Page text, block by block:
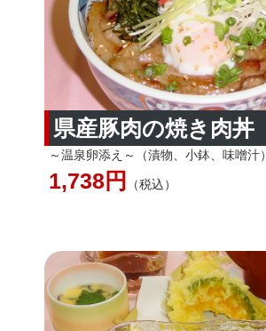
県産豚肉の焼き肉丼
～温泉卵添え～（漬物、小鉢、味噌汁）
1,738円 （税込）